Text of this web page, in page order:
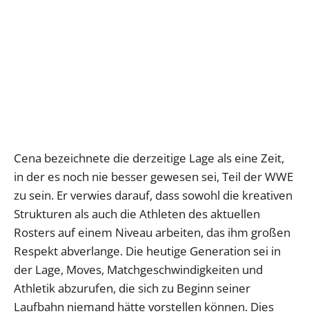
Cena bezeichnete die derzeitige Lage als eine Zeit,
in der es noch nie besser gewesen sei, Teil der WWE
zu sein. Er verwies darauf, dass sowohl die kreativen
Strukturen als auch die Athleten des aktuellen
Rosters auf einem Niveau arbeiten, das ihm großen
Respekt abverlange. Die heutige Generation sei in
der Lage, Moves, Matchgeschwindigkeiten und
Athletik abzurufen, die sich zu Beginn seiner
Laufbahn niemand hätte vorstellen können. Dies